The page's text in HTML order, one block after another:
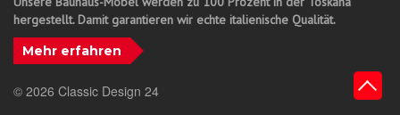
hergestellt. Damit garantieren wir echte italienische Qualität.
Mehr erfahren
© 2026 Classic Design 24